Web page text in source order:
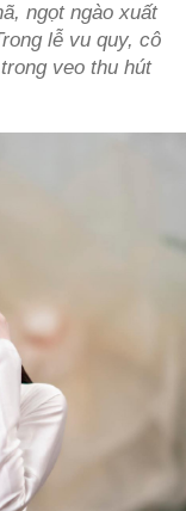
ngọt ngào xuất
lễ vu quy, cô
veo thu hút